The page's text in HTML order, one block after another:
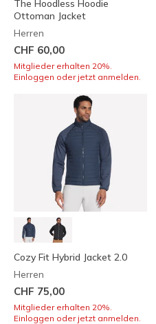
The Hoodless Hoodie
Ottoman Jacket
Herren
CHF 60,00
Mitglieder erhalten 20%.
Einloggen oder jetzt anmelden.
Cozy Fit Hybrid Jacket 2.0
Herren
CHF 75,00
Mitglieder erhalten 20%.
Einloggen oder jetzt anmelden.